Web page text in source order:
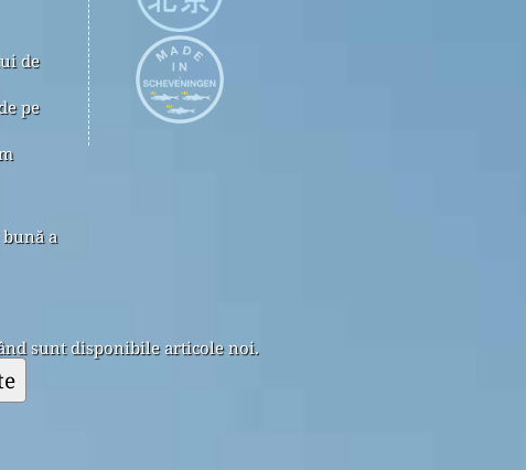
de
pe
a
sunt disponibile articole noi.